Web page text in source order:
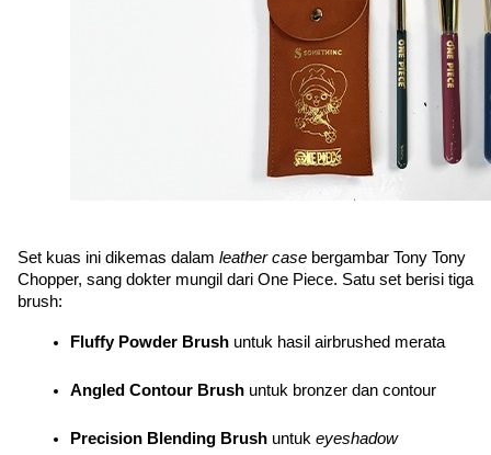
Set kuas ini dikemas dalam leather case bergambar Tony Tony
Chopper, sang dokter mungil dari One Piece. Satu set berisi tiga
brush:
Fluffy Powder Brush untuk hasil airbrushed merata
Angled Contour Brush untuk bronzer dan contour
Precision Blending Brush untuk eyeshadow